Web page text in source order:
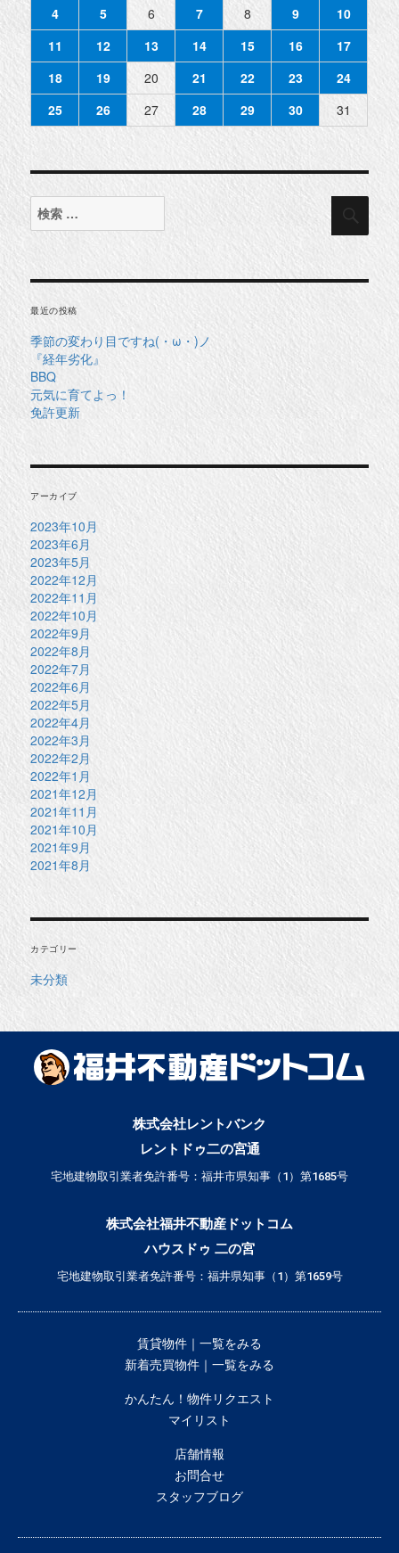
4
5 6 7 8 9
10
11
12 13 14 15 16
17
18
19 20 21 22 23
24
25
26 27 28 29 30 31
検
索
最近の投稿
季節の変わり目ですね(・ω・)ノ
『経年劣化』
BBQ
元気に育てよっ！
免許更新
アーカイブ
2023年10月
2023年6月
2023年5月
2022年12月
2022年11月
2022年10月
2022年9月
2022年8月
2022年7月
2022年6月
2022年5月
2022年4月
2022年3月
2022年2月
2022年1月
2021年12月
2021年11月
2021年10月
2021年9月
2021年8月
カテゴリー
未分類
株式会社レントバンク
レントドゥ二の宮通
宅地建物取引業者免許番号：福井市県知事（1）第1685号
株式会社福井不動産ドットコム
ハウスドゥ 二の宮
宅地建物取引業者免許番号：福井県知事（1）第1659号
賃貸物件｜一覧をみる
新着売買物件｜一覧をみる
かんたん！物件リクエスト
マイリスト
店舗情報
お問合せ
スタッフブログ